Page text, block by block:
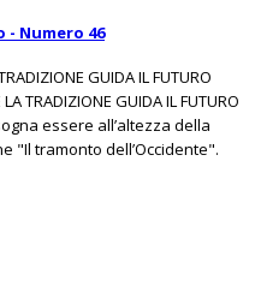
Numero 46
GUIDA IL FUTURO
TRADIZIONE GUIDA IL FUTURO
essere all’altezza della
"Il tramonto dell’Occidente".